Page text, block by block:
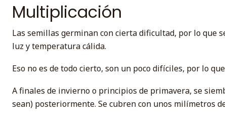
Multiplicación
Las semillas germinan con cierta dificultad, por lo que
luz y temperatura cálida.
Eso no es de todo cierto, son un poco difíciles, por lo
A finales de invierno o principios de primavera, se
sean) posteriormente. Se cubren con unos milímetros